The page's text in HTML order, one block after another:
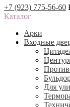
+7 (923) 775-56-60
Каталог
Арки
Входные
Для